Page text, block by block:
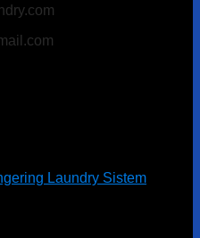
Laundry Sistem